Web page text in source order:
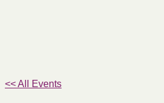
<< All Events